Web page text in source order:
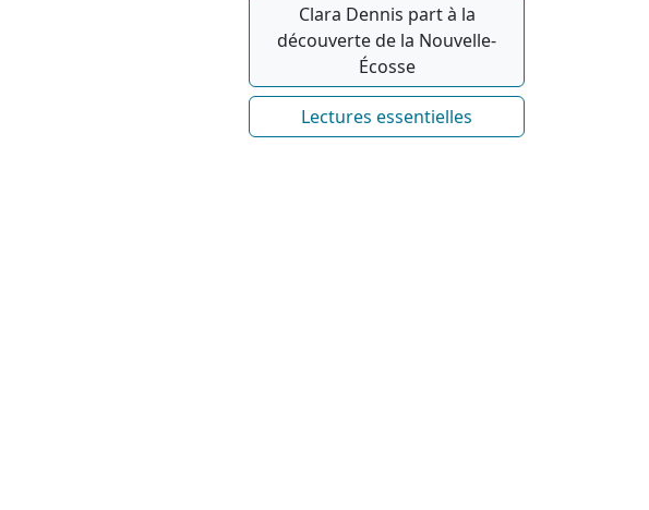
Clara Dennis part à la
découverte de la Nouvelle-
Écosse
Lectures essentielles